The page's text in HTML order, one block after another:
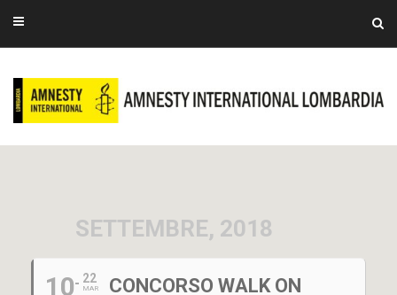
SETTEMBRE, 2018
10 22
MAR
CONCORSO WALK ON